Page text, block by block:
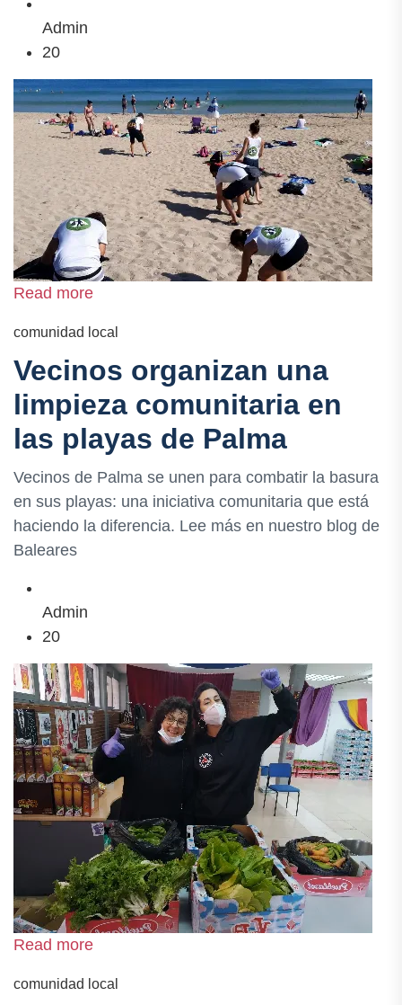
Admin
20
Read more
comunidad local
Vecinos organizan una
limpieza comunitaria en
las playas de Palma
Vecinos de Palma se unen para combatir la basura
en sus playas: una iniciativa comunitaria que está
haciendo la diferencia. Lee más en nuestro blog de
Baleares
Admin
20
Read more
comunidad local